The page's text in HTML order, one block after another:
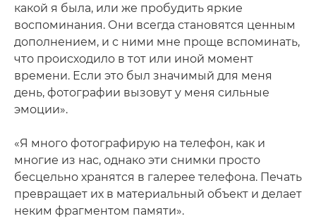
какой я была, или же пробудить яркие
воспоминания. Они всегда становятся ценным
дополнением, и с ними мне проще вспоминать,
что происходило в тот или иной момент
времени. Если это был значимый для меня
день, фотографии вызовут у меня сильные
эмоции».
«Я много фотографирую на телефон, как и
многие из нас, однако эти снимки просто
бесцельно хранятся в галерее телефона. Печать
превращает их в материальный объект и делает
неким фрагментом памяти».